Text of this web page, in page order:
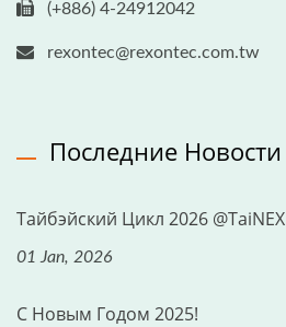
(+886) 4-24912042
rexontec@rexontec.com.tw
Последние Новости
Тайбэйский Цикл 2026 @TaiNEX
01 Jan, 2026
С Новым Годом 2025!